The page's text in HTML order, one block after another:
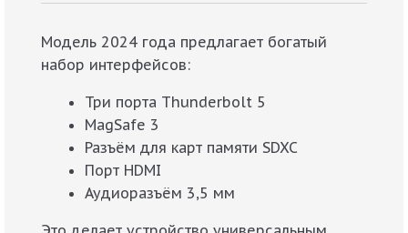
Модель 2024 года предлагает богатый
набор интерфейсов:
Три порта Thunderbolt 5
MagSafe 3
Разъём для карт памяти SDXC
Порт HDMI
Аудиоразъём 3,5 мм